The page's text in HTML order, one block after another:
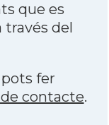
que es
del
fer
contacte.